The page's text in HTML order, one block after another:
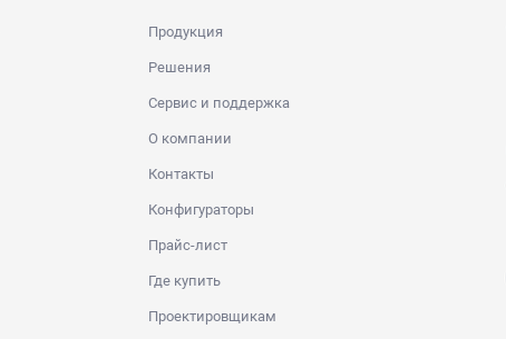
Продукция
Решения
Сервис и поддержка
О компании
Контакты
Конфигураторы
Прайс-лист
Где купить
Проектировщикам